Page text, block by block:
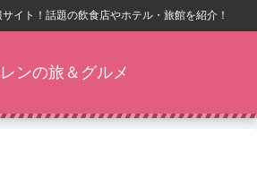
イト！話題の飲食店やホテル・旅館を紹介！
ンの旅＆グルメ